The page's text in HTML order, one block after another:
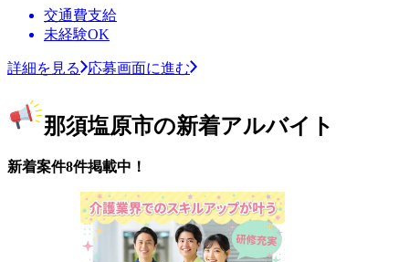
交通費支給
未経験OK
詳細を見る 応募画面に進む
那須塩原市の新着アルバイト
新着案件8件掲載中！